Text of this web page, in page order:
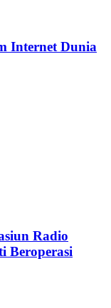
Internet Dunia
Radio
Beroperasi